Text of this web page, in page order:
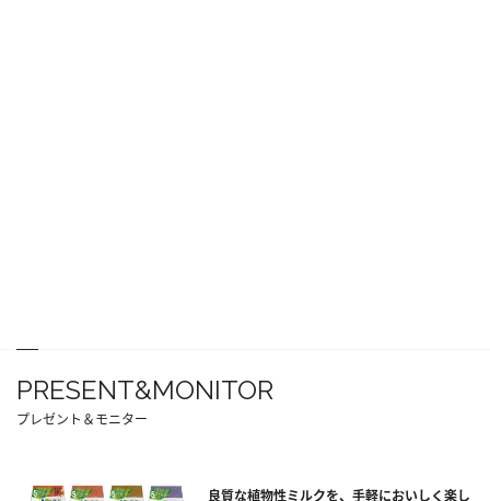
PRESENT&MONITOR
プレゼント＆モニター
良質な植物性ミルクを、手軽においしく楽し